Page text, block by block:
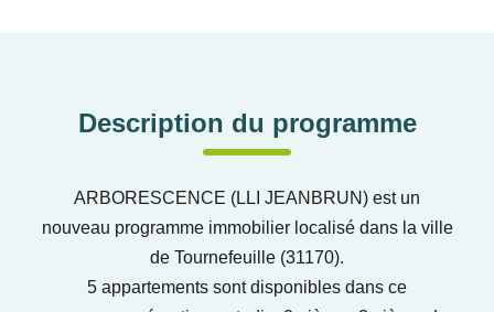
Description du programme
ARBORESCENCE (LLI JEANBRUN) est un
nouveau programme immobilier localisé dans la ville
de Tournefeuille (31170).
5 appartements sont disponibles dans ce